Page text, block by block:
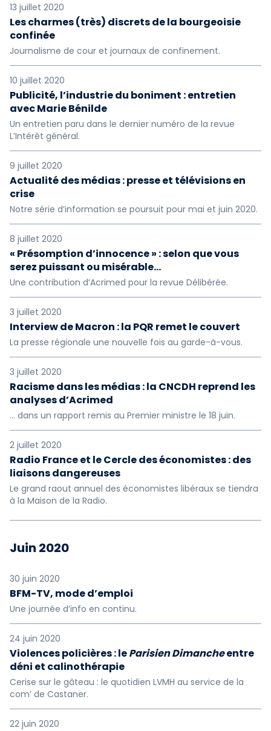
13 juillet 2020
Les charmes (très) discrets de la bourgeoisie
confinée
Journalisme de cour et journaux de confinement.
10 juillet 2020
Publicité, l’industrie du boniment : entretien
avec Marie Bénilde
Un entretien paru dans le dernier numéro de la revue
L’Intérêt général.
9 juillet 2020
Actualité des médias : presse et télévisions en
crise
Notre série d’information se poursuit pour mai et juin 2020.
8 juillet 2020
« Présomption d’innocence » : selon que vous
serez puissant ou misérable…
Une contribution d’Acrimed pour la revue Délibérée.
3 juillet 2020
Interview de Macron : la PQR remet le couvert
La presse régionale une nouvelle fois au garde-à-vous.
3 juillet 2020
Racisme dans les médias : la CNCDH reprend les
analyses d’Acrimed
... dans un rapport remis au Premier ministre le 18 juin.
2 juillet 2020
Radio France et le Cercle des économistes : des
liaisons dangereuses
Le grand raout annuel des économistes libéraux se tiendra
à la Maison de la Radio.
Juin 2020
30 juin 2020
BFM-TV, mode d’emploi
Une journée d’info en continu.
24 juin 2020
Violences policières : leParisien Dimancheentre
déni et calinothérapie
Cerise sur le gâteau : le quotidien LVMH au service de la
com’ de Castaner.
22 juin 2020